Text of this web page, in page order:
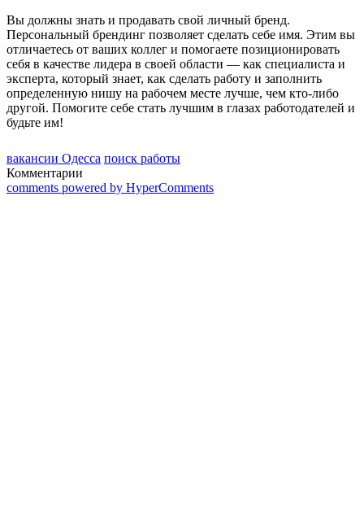
Вы должны знать и продавать свой личный бренд.
Персональный брендинг позволяет сделать себе имя. Этим вы
отличаетесь от ваших коллег и помогаете позиционировать
себя в качестве лидера в своей области — как специалиста и
эксперта, который знает, как сделать работу и заполнить
определенную нишу на рабочем месте лучше, чем кто-либо
другой. Помогите себе стать лучшим в глазах работодателей и
будьте им!
вакансии Одесса поиск работы
Комментарии
comments powered by HyperComments